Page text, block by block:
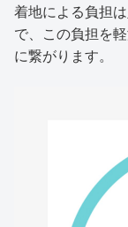
着地による負担
で、この負担を
に繋がります。